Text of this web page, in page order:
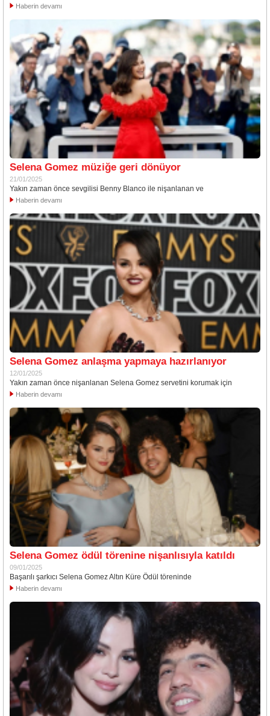
Haberin devamı
Selena Gomez müziğe geri dönüyor
21/01/2025
Yakın zaman önce sevgilisi Benny Blanco ile nişanlanan ve
Haberin devamı
Selena Gomez anlaşma yapmaya hazırlanıyor
12/01/2025
Yakın zaman önce nişanlanan Selena Gomez servetini korumak için
Haberin devamı
Selena Gomez ödül törenine nişanlısıyla katıldı
09/01/2025
Başarılı şarkıcı Selena Gomez Altın Küre Ödül töreninde
Haberin devamı